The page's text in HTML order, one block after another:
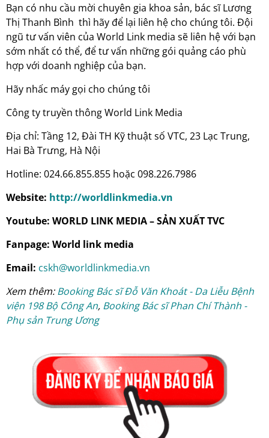
Bạn có nhu cầu mời chuyên gia khoa sản, bác sĩ Lương
Thị Thanh Bình thì hãy để lại liên hệ cho chúng tôi. Đội
ngũ tư vấn viên của World Link media sẽ liên hệ với bạn
sớm nhất có thể, để tư vấn những gói quảng cáo phù
hợp với doanh nghiệp của bạn.
Hãy nhấc máy gọi cho chúng tôi
Công ty truyền thông World Link Media
Địa chỉ: Tầng 12, Đài TH Kỹ thuật số VTC, 23 Lạc Trung,
Hai Bà Trưng, Hà Nội
Hotline: 024.66.855.855 hoặc 098.226.7986
Website: http://worldlinkmedia.vn
Youtube: WORLD LINK MEDIA – SẢN XUẤT TVC
Fanpage: World link media
Email: cskh@worldlinkmedia.vn
Xem thêm:Booking Bác sĩ Đỗ Văn Khoát - Da Liễu Bệnh
viện 198 Bộ Công An, Booking Bác sĩ Phan Chí Thành -
Phụ sản Trung Ương